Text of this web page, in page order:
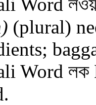
(plural)
Word লক